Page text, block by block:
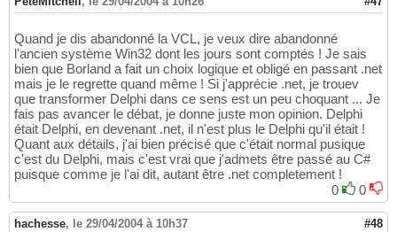
Quand je dis abandonné la VCL, je veux dire abandonné
l'ancien système Win32 dont les jours sont comptés ! Je sais
bien que Borland a fait un choix logique et obligé en passant .net
mais je le regrette quand même ! Si j'apprécie .net, je trouev
que transformer Delphi dans ce sens est un peu choquant ... Je
fais pas avancer le débat, je donne juste mon opinion. Delphi
était Delphi, en devenant .net, il n'est plus le Delphi qu'il était !
Quant aux détails, j'ai bien précisé que c'était normal pusique
c'est du Delphi, mais c'est vrai que j'admets être passé au C#
puisque comme je l'ai dit, autant être .net completement !
0
0
hachesse, le 29/04/2004 à 10h37 #48